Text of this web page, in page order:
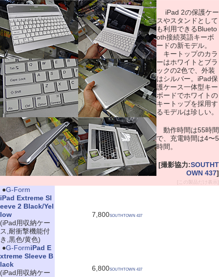
iPad 2の保護ケー
スやスタンドとして
も利用できるBlueto
oth接続英語キーボ
ードの新モデル。
キートップのカラ
ーはホワイトとブラ
ックの2色で、外装
はシルバー。iPad保
護ケース一体型キー
ボードでホワイトの
キートップを採用す
るモデルは珍しい。
動作時間は55時間
で、充電時間は4〜5
時間。
[撮影協力:SOUTHT
OWN 437]
[この製品だけ表示]
●G-Form
iPad Extreme Sl
eeve 2 Black/Yel
low
(iPad用収納ケー
ス,耐衝撃機能付
き,黒色/黄色)
7,800SOUTHTOWN 437
●G-FormiPad E
xtreme Sleeve B
lack
(iPad用収納ケー
6,800SOUTHTOWN 437